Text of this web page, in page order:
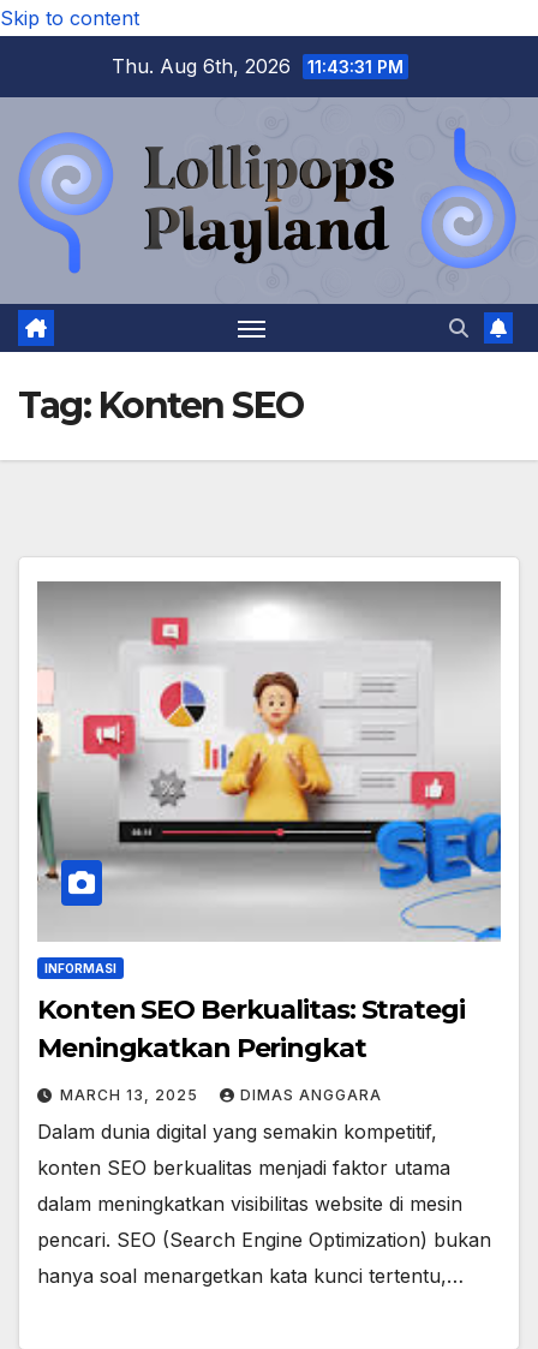
Skip to content
Thu. Aug 6th, 2026
11:43:32 PM
Tag: Konten SEO
INFORMASI
Konten SEO Berkualitas: Strategi
Meningkatkan Peringkat
MARCH 13, 2025 DIMAS ANGGARA
Dalam dunia digital yang semakin kompetitif,
konten SEO berkualitas menjadi faktor utama
dalam meningkatkan visibilitas website di mesin
pencari. SEO (Search Engine Optimization) bukan
hanya soal menargetkan kata kunci tertentu,…